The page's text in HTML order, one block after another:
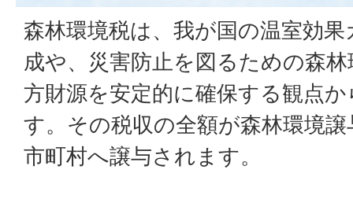
森林環境税は、我が国の温室効
成や、災害防止を図るための森
方財源を安定的に確保する観点
す。その税収の全額が森林環境
市町村へ譲与されます。